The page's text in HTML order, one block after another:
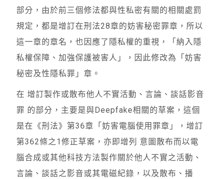
部分，由於前三個修法都與性私密有關的相關處罰
規定，都是增訂在刑法28章的妨害秘密罪章，所以
這一章的章名，也因應了隱私權的重視，「納入隱
私權保障、加強保護被害人」，因此修改為「妨害
秘密及性隱私罪」章。
在 增訂製作或散布他人不實活動、言論、談話影音
罪 的部分，主要是與Deepfake相關的草案，這個
是在《刑法》第36章「妨害電腦使用罪章」，增訂
第362條之1修正草案，亦即增列 意圖散布而以電
腦合成或其他科技方法製作關於他人不實之活動、
言論、談話之影音或其電磁紀錄，以及散布、播